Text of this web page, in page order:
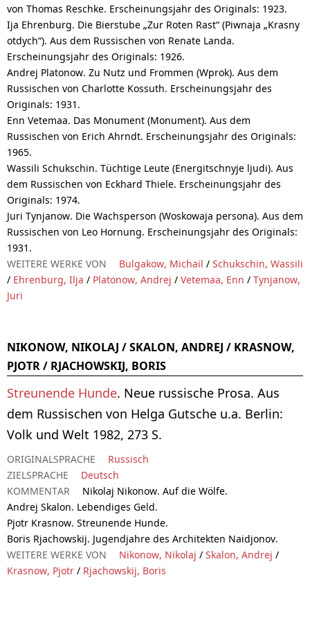
von Thomas Reschke. Erscheinungsjahr des Originals: 1923.
Ija Ehrenburg. Die Bierstube „Zur Roten Rast“ (Piwnaja „Krasny
otdych“). Aus dem Russischen von Renate Landa.
Erscheinungsjahr des Originals: 1926.
Andrej Platonow. Zu Nutz und Frommen (Wprok). Aus dem
Russischen von Charlotte Kossuth. Erscheinungsjahr des
Originals: 1931.
Enn Vetemaa. Das Monument (Monument). Aus dem
Russischen von Erich Ahrndt. Erscheinungsjahr des Originals:
1965.
Wassili Schukschin. Tüchtige Leute (Energitschnyje ljudi). Aus
dem Russischen von Eckhard Thiele. Erscheinungsjahr des
Originals: 1974.
Juri Tynjanow. Die Wachsperson (Woskowaja persona). Aus dem
Russischen von Leo Hornung. Erscheinungsjahr des Originals:
1931.
WEITERE WERKE VON
Bulgakow, Michail / Schukschin, Wassili
/ Ehrenburg, Ilja / Platonow, Andrej / Vetemaa, Enn / Tynjanow,
Juri
NIKONOW, NIKOLAJ / SKALON, ANDREJ / KRASNOW,
PJOTR / RJACHOWSKIJ, BORIS
Streunende Hunde. Neue russische Prosa. Aus
dem Russischen von Helga Gutsche u.a. Berlin:
Volk und Welt 1982, 273 S.
ORIGINALSPRACHE
Russisch
ZIELSPRACHE
Deutsch
KOMMENTAR
Nikolaj Nikonow. Auf die Wölfe.
Andrej Skalon. Lebendiges Geld.
Pjotr Krasnow. Streunende Hunde.
Boris Rjachowskij. Jugendjahre des Architekten Naidjonov.
WEITERE WERKE VON
Nikonow, Nikolaj / Skalon, Andrej /
Krasnow, Pjotr / Rjachowskij, Boris